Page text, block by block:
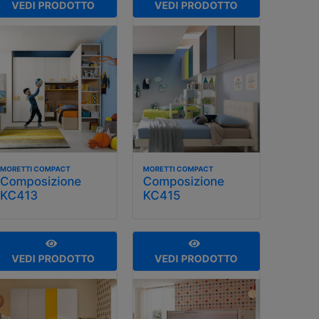
VEDI PRODOTTO
MORETTI COMPACT
Composizione
KC413
VEDI PRODOTTO
MORETTI COMPACT
Composizione
KC415
VEDI PRODOTTO VEDI PRODOTTO